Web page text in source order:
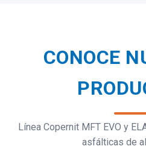
CONOCE
Línea Copernit MFT EVO y
asfálticas de